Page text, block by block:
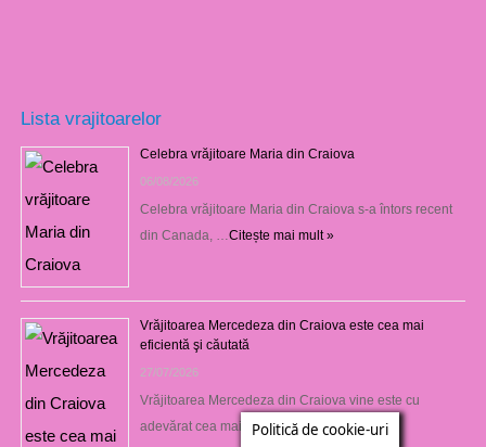
Lista vrajitoarelor
Celebra vrăjitoare Maria din Craiova
06/08/2026
Celebra vrăjitoare Maria din Craiova s-a întors recent
din Canada, … Citește mai mult »
Vrăjitoarea Mercedeza din Craiova este cea mai
eficientă şi căutată
27/07/2026
Vrăjitoarea Mercedeza din Craiova vine este cu
adevărat cea mai …Citește mai mult »
Politică de cookie-uri